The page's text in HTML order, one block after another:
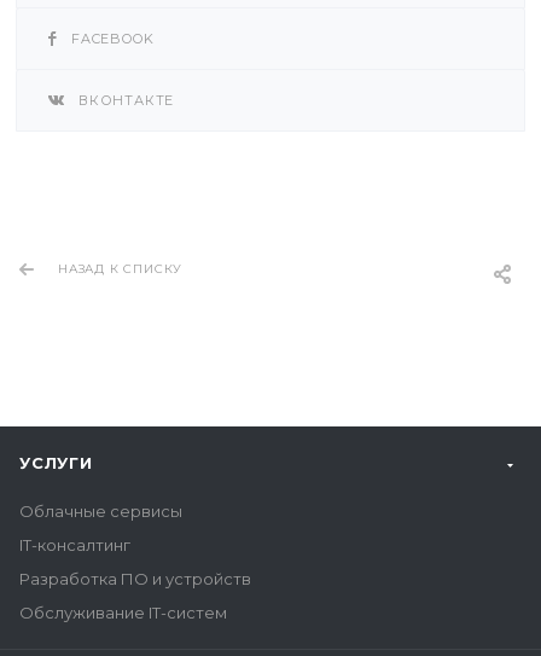
FACEBOOK
ВКОНТАКТЕ
НАЗАД К СПИСКУ
УСЛУГИ
Облачные сервисы
IT-консалтинг
Разработка ПО и устройств
Обслуживание IT-систем